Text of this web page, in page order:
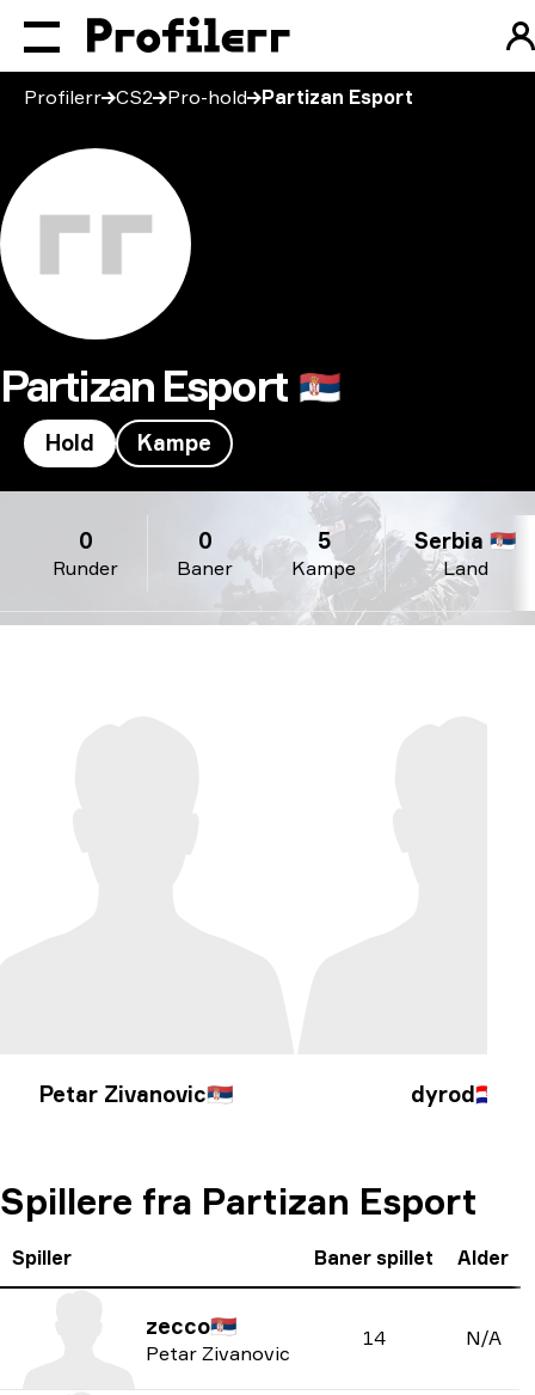
Profilerr CS2 Pro-hold Partizan Esport
Partizan Esport 🇷🇸
Hold Kampe
Runder
0
Baner
0
Kampe
5
Land
Serbia 🇷🇸
Petar Zivanovic🇷🇸 dyrod🇭🇷
Spillere fra Partizan Esport
Spiller Baner spillet Alder
zecco🇷🇸
Petar Zivanovic
14 N/A